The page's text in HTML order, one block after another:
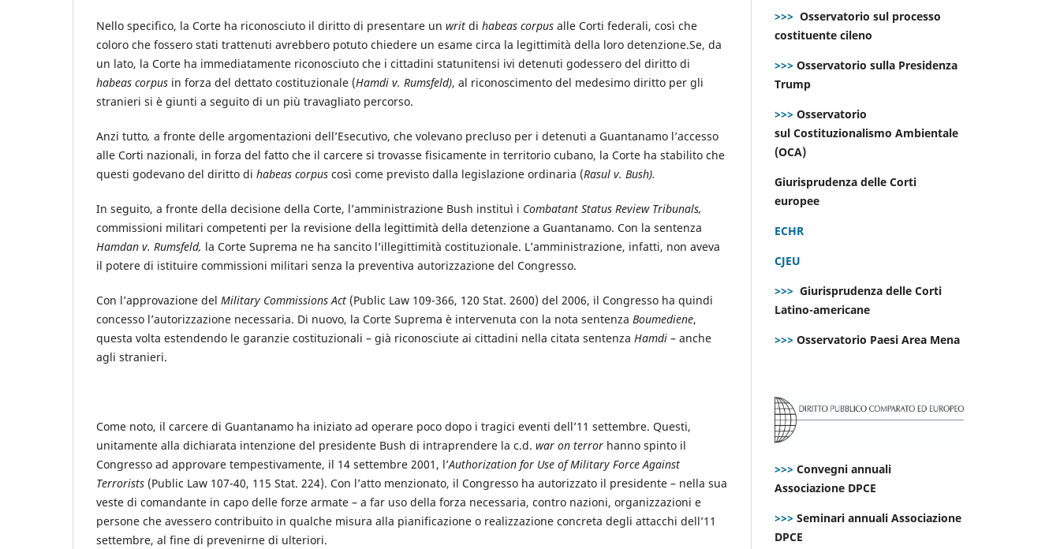
Nello specifico, la Corte ha riconosciuto il diritto di presentare un writ di habeas corpus alle Corti federali, così che
coloro che fossero stati trattenuti avrebbero potuto chiedere un esame circa la legittimità della loro detenzione.Se, da
un lato, la Corte ha immediatamente riconosciuto che i cittadini statunitensi ivi detenuti godessero del diritto di
habeas corpus in forza del dettato costituzionale (Hamdi v. Rumsfeld), al riconoscimento del medesimo diritto per gli
stranieri si è giunti a seguito di un più travagliato percorso.
Anzi tutto, a fronte delle argomentazioni dell’Esecutivo, che volevano precluso per i detenuti a Guantanamo l’accesso
alle Corti nazionali, in forza del fatto che il carcere si trovasse fisicamente in territorio cubano, la Corte ha stabilito che
questi godevano del diritto di habeas corpus così come previsto dalla legislazione ordinaria (Rasul v. Bush).
In seguito, a fronte della decisione della Corte, l’amministrazione Bush instituì i Combatant Status Review Tribunals,
commissioni militari competenti per la revisione della legittimità della detenzione a Guantanamo. Con la sentenza
Hamdan v. Rumsfeld, la Corte Suprema ne ha sancito l’illegittimità costituzionale. L’amministrazione, infatti, non aveva
il potere di istituire commissioni militari senza la preventiva autorizzazione del Congresso.
Con l’approvazione del Military Commissions Act (Public Law 109-366, 120 Stat. 2600) del 2006, il Congresso ha quindi
concesso l’autorizzazione necessaria. Di nuovo, la Corte Suprema è intervenuta con la nota sentenza Boumediene,
questa volta estendendo le garanzie costituzionali – già riconosciute ai cittadini nella citata sentenza Hamdi – anche
agli stranieri.
Come noto, il carcere di Guantanamo ha iniziato ad operare poco dopo i tragici eventi dell’11 settembre. Questi,
unitamente alla dichiarata intenzione del presidente Bush di intraprendere la c.d. war on terror hanno spinto il
Congresso ad approvare tempestivamente, il 14 settembre 2001, l’Authorization for Use of Military Force Against
Terrorists (Public Law 107-40, 115 Stat. 224). Con l’atto menzionato, il Congresso ha autorizzato il presidente – nella sua
veste di comandante in capo delle forze armate – a far uso della forza necessaria, contro nazioni, organizzazioni e
persone che avessero contribuito in qualche misura alla pianificazione o realizzazione concreta degli attacchi dell’11
settembre, al fine di prevenirne di ulteriori.
>>> Osservatorio sul processo
costituente cileno
>>> Osservatorio sulla Presidenza
Trump
>>> Osservatorio
sul Costituzionalismo Ambientale
(OCA)
Giurisprudenza delle Corti
europee
ECHR
CJEU
>>> Giurisprudenza delle Corti
Latino-americane
>>> Osservatorio Paesi Area Mena
>>> Convegni annuali
Associazione DPCE
>>> Seminari annuali Associazione
DPCE